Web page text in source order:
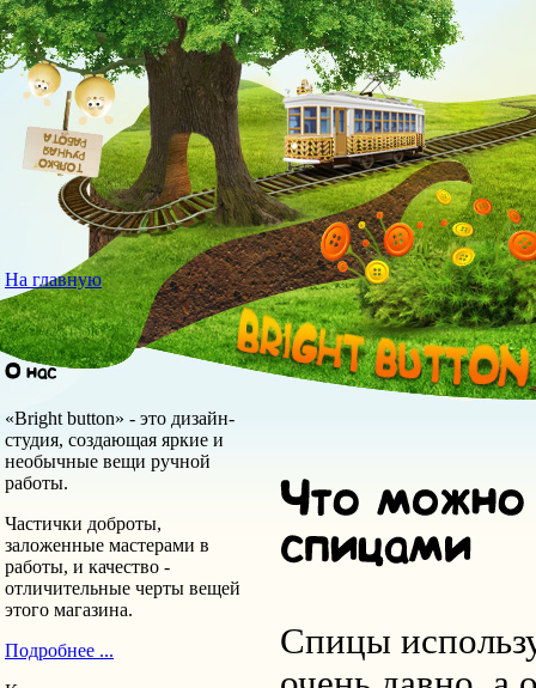
На главную
«Bright button» - это дизайн-
студия, создающая яркие и
необычные вещи ручной
работы.
Частички доброты,
заложенные мастерами в
работы, и качество -
отличительные черты вещей
этого магазина.
Подробнее ...
Спицы